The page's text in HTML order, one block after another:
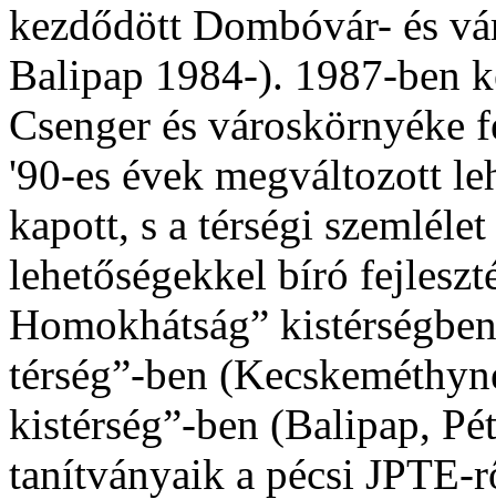
kezdődött Dombóvár- és
Balipap 1984-). 1987-ben
Csenger és városkörnyéke
'90-es évek megváltozott
kapott, s a térségi
lehetőségekkel bíró
Homokhátság”
térség”-ben
kistérség”-ben (Balipap,
tanítványaik a pécsi JPTE-